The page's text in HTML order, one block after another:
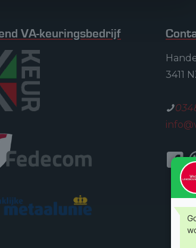
VA-keuringsbedrijf
3411